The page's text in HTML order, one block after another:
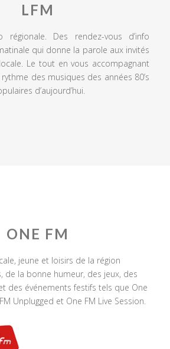
LFM
régionale. Des rendez-vous d’info
qui donne la parole aux invités
Le tout en vous accompagnant
des musiques des années 80’s
d’aujourd’hui.
ONE FM
jeune et loisirs de la région
de la bonne humeur, des jeux, des
des événements festifs tels que One
Unplugged et One FM Live Session.